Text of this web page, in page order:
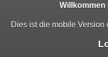
Willkommen
Dies ist die mobile Version